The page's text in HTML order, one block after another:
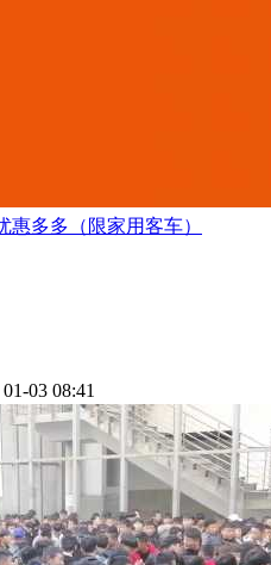
多多（限家用客车）
03 08:41